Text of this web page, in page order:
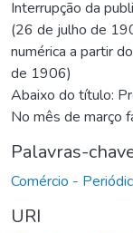
Interrupção da
(26 de julho de
numérica a partir
de 1906)
Abaixo do título:
No mês de março
Palavras-
Comércio -
URI